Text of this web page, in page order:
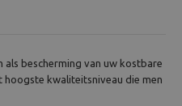
bescherming van uw kostbare
hoogste kwaliteitsniveau die men